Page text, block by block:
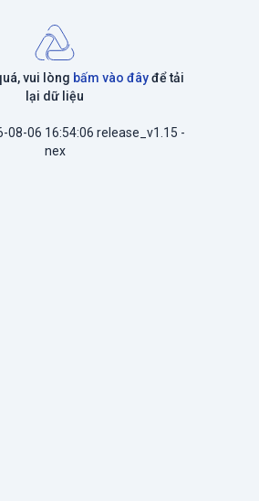
vui lòng bấm vào đâyđể tải
lại dữ liệu
08-06 16:54:06 release_v1.15 -
nex